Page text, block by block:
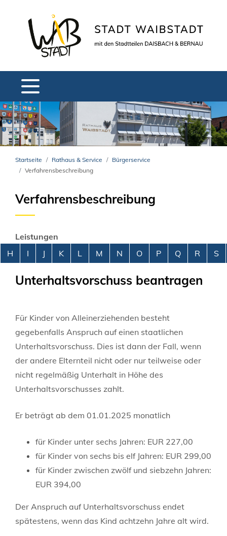
Startseite Rathaus & Service
Bürgerservice
Verfahrensbeschreibung
Verfahrensbeschreibung
Leistungen
Alphabetisches Register überspringen
H I J K L M N O P Q R S
Unterhaltsvorschuss beantragen
Für Kinder von Alleinerziehenden besteht
gegebenfalls Anspruch auf einen staatlichen
Unterhaltsvorschuss. Dies ist dann der Fall, wenn
der andere Elternteil nicht oder nur teilweise oder
nicht regelmäßig Unterhalt in Höhe des
Unterhaltsvorschusses zahlt.
Er beträgt ab dem 01.01.2025 monatlich
für Kinder unter sechs Jahren: EUR 227,00
für Kinder von sechs bis elf Jahren: EUR 299,00
für Kinder zwischen zwölf und siebzehn Jahren:
EUR 394,00
Der Anspruch auf Unterhaltsvorschuss endet
spätestens, wenn das Kind achtzehn Jahre alt wird.